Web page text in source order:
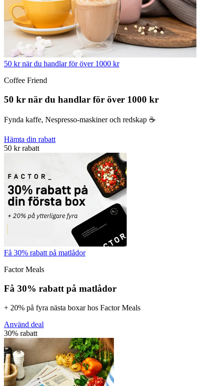
50 kr när du handlar för över 1000 kr
Coffee Friend
50 kr när du handlar för över 1000 kr
Fynda kaffe, Nespresso-maskiner och redskap ☕️
Hämta din rabatt
50 kr rabatt
Få 30% rabatt på matlådor
Factor Meals
Få 30% rabatt på matlådor
+ 20% på fyra nästa boxar hos Factor Meals
Använd deal
30% rabatt